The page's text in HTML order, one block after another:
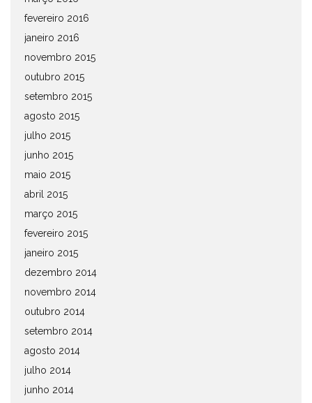
fevereiro 2016
janeiro 2016
novembro 2015
outubro 2015
setembro 2015
agosto 2015
julho 2015
junho 2015
maio 2015
abril 2015
março 2015
fevereiro 2015
janeiro 2015
dezembro 2014
novembro 2014
outubro 2014
setembro 2014
agosto 2014
julho 2014
junho 2014